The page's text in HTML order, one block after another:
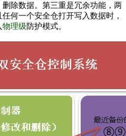
除数据。第三重是冗余功能，两
何一个安全仓打开写入数据时，
物理级防护模式。